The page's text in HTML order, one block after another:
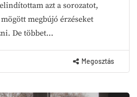
azt a sorozatot,
megbújó érzéseket
De többet…
Megosztás